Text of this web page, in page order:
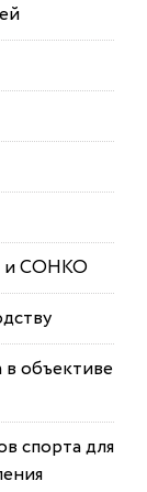
и СОНКО
объективе
спорта для